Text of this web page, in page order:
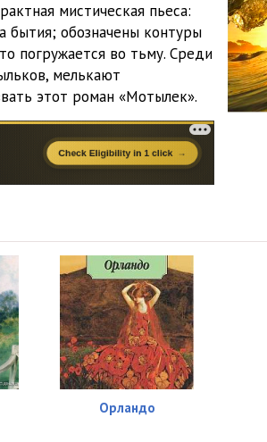
мистическая пьеса:
бытия; обозначены контуры
погружается во тьму. Среди
мелькают
этот роман «Мотылек».
Орландо